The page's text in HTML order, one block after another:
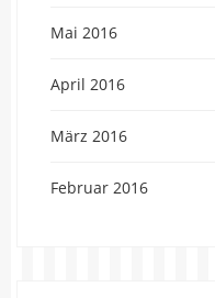
Mai 2016
April 2016
März 2016
Februar 2016